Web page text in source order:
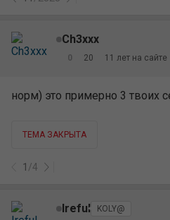
Ch3xxx
0 20 11 лет на сайте
норм) это примерно 3 твоих
ТЕМА ЗАКРЫТА
1 /4
Ireful
KOLY@